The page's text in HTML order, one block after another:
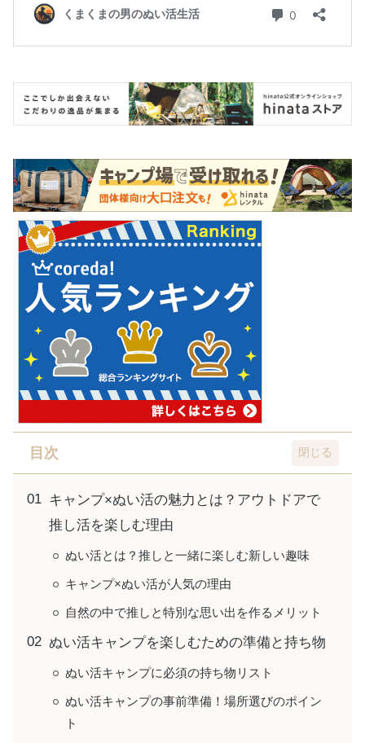
目次
キャンプ×ぬい活の魅力とは？アウトドアで
推し活を楽しむ理由
ぬい活とは？推しと一緒に楽しむ新しい趣味
キャンプ×ぬい活が人気の理由
自然の中で推しと特別な思い出を作るメリット
ぬい活キャンプを楽しむための準備と持ち物
ぬい活キャンプに必須の持ち物リスト
ぬい活キャンプの事前準備！場所選びのポイン
ト